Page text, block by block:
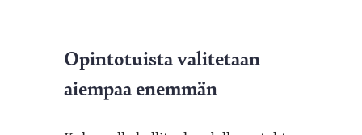
Opintotuista valitetaan
aiempaa enemmän